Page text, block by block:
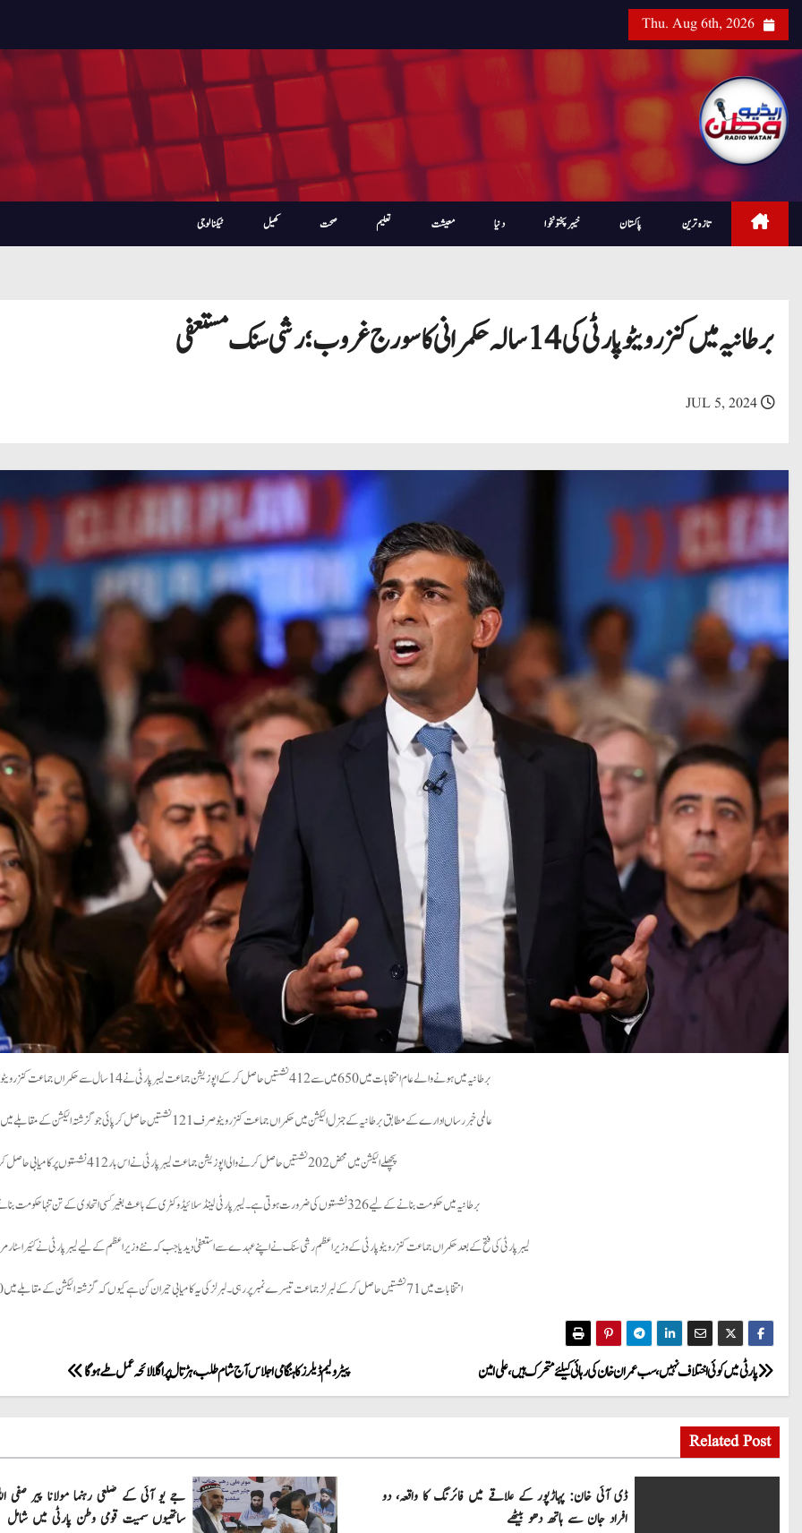
i
Thu. Aug 6th, 2026
تازہ ترین پاکستان خیبرپختونخوا دنیا معیشت تعلیم صحت کھیل ٹیکنالوجی
برطانیہ میں کنزرویٹو پارٹی کی 14 سالہ حکمرانی کا سورج غروب؛ رشی سنک مستعفی
برطانیہ میں ہونے والے عام انتخابات میں 650 میں سے 412 نشستیں حاصل کرکے اپوزیشن جماعت لیبر پارٹی نے 14 سال سے حکمراں جماعت کنزرویٹو پارٹی کا پتا صاف کردیا۔
عالمی خبر رساں ادارے کے مطابق برطانیہ کے جنرل الیکشن میں حکمراں جماعت کنزرویٹو صرف 121 نشستیں حاصل کرپائی جو گزشتہ الیکشن کے مقابلے میں 244 نشستیں کم ہے۔
پچھلے الیکشن میں محض 202 نشستیں حاصل کرنے والی اپوزیشن جماعت لیبرپارٹی نے اس بار 412 نشستوں پر کامیابی حاصل کرکے میدان مار لیا ہے۔
برطانیہ میں حکومت بنانے کے لیے 326 نشستوں کی ضرورت ہوتی ہے۔ لیبر پارٹی لینڈ سلائیڈ وکٹری کے باعث بغیر کسی اتحادی کے تن تنہا حکومت بنانے کی پوزیشن میں آگئی۔
لیبر پارٹی کی فتح کے بعد حکمراں جماعت کنزرویٹو پارٹی کے وزیراعظم رشی سنک نے اپنے عہدے سے استعفیٰ دیدیا جب کہ نئے وزیراعظم کے لیے لیبرپارٹی نے کئیر اسٹارمر
انتخابات میں 71 نشستیں حاصل کرکے لبرلز جماعت تیسرے نمبر پر رہی۔ لبرلز کی یہ کامیابی حیران کن ہے کیوں کہ گزشتہ الیکشن کے مقابلے میں 60 سیٹیں زیادہ لی ہیں۔
P
o
s
پیٹرولیم ڈیلرز کا ہنگامی اجلاس آج شام طلب، ہڑتال پر اگلا لائحہ عمل طے ہوگا پارٹی میں کوئی اختلاف نہیں، سب عمران خان کی رہائی کیلئے متحرک ہیں، علی امین
Related Post
ڈی آئی خان: پہاڑپور کے علاقے میں فائرنگ کا واقعہ، دو
افراد جان سے ہاتھ دھو بیٹھے
جے یو آئی کے ضلعی رہنما مولانا پیر صفی
ساتھیوں سمیت قومی وطن پارٹی میں شامل